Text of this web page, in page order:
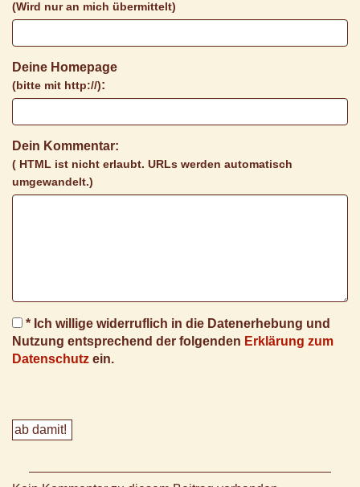
(Wird nur an mich übermittelt)
Deine Homepage
(bitte mit http://):
Dein Kommentar:
( HTML ist nicht erlaubt. URLs werden automatisch
umgewandelt.)
* Ich willige widerruflich in die Datenerhebung und
Nutzung entsprechend der folgenden Erklärung zum
Datenschutz ein.